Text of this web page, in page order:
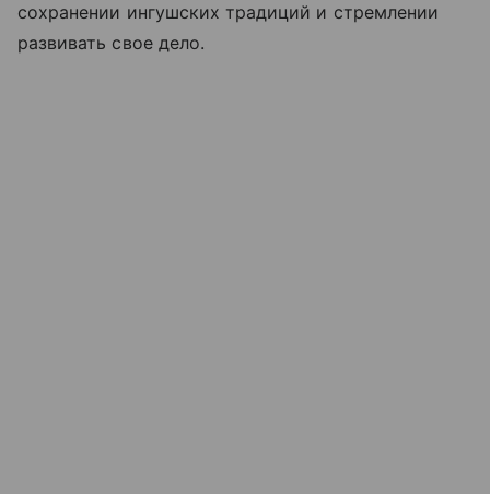
сохранении ингушских традиций и стремлении
развивать свое дело.